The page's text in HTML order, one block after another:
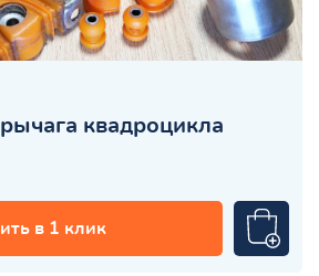
квадроцикла
в 1 клик